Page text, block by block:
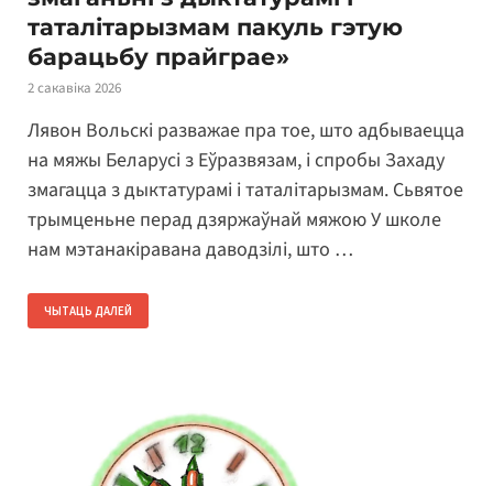
таталітарызмам пакуль гэтую
барацьбу прайграе»
2 сакавіка 2026
Лявон Вольскі разважае пра тое, што адбываецца
на мяжы Беларусі з Еўразвязам, і спробы Захаду
змагацца з дыктатурамі і таталітарызмам. Сьвятое
трымценьне перад дзяржаўнай мяжою У школе
нам мэтанакіравана даводзілі, што …
ЧЫТАЦЬ ДАЛЕЙ